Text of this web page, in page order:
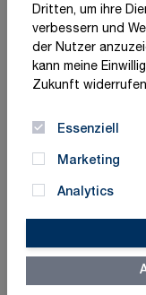
Dritten, um ihre
verbessern und
der Nutzer
kann meine
Zukunft
Essenziell
Marketing
Analytics